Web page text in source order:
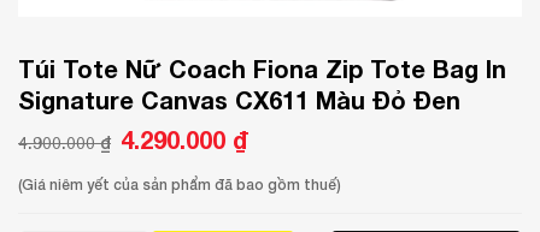
Túi Tote Nữ Coach Fiona Zip Tote Bag In
Signature Canvas CX611 Màu Đỏ Đen
4.900.000₫
Giá
gốc
4.900.000 ₫.
4.290.000 ₫Giá
là:
(Giá niêm yết của sản phẩm đã bao gồm thuế)